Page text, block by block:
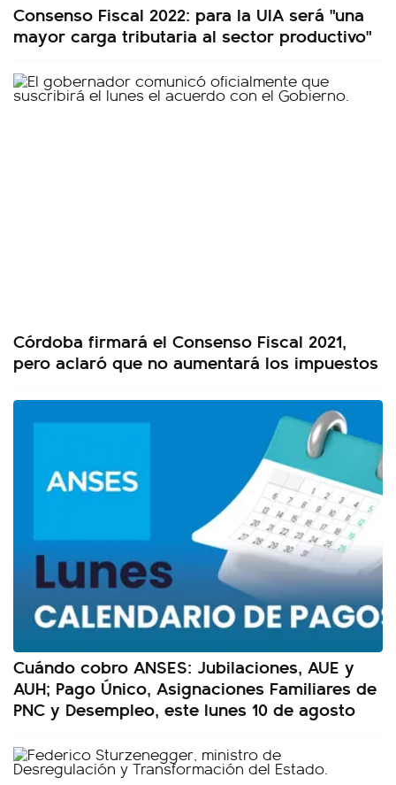
Consenso Fiscal 2022: para la UIA será "una
mayor carga tributaria al sector productivo"
Córdoba firmará el Consenso Fiscal 2021,
pero aclaró que no aumentará los impuestos
Cuándo cobro ANSES: Jubilaciones, AUE y
AUH; Pago Único, Asignaciones Familiares de
PNC y Desempleo, este lunes 10 de agosto